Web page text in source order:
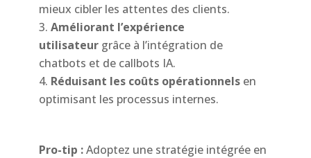
mieux cibler les attentes des clients.
Améliorant l’expérience
utilisateur grâce à l’intégration de
chatbots et de callbots IA.
Réduisant les coûts opérationnels en
optimisant les processus internes.
Pro-tip : Adoptez une stratégie intégrée en